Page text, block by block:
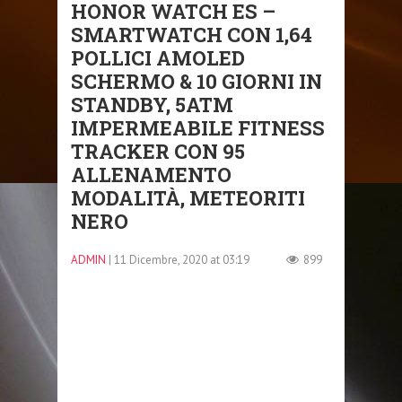
HONOR WATCH ES –
SMARTWATCH CON 1,64
POLLICI AMOLED
SCHERMO & 10 GIORNI IN
STANDBY, 5ATM
IMPERMEABILE FITNESS
TRACKER CON 95
ALLENAMENTO
MODALITÀ, METEORITI
NERO
ADMIN | 11 Dicembre, 2020 at 03:19 899